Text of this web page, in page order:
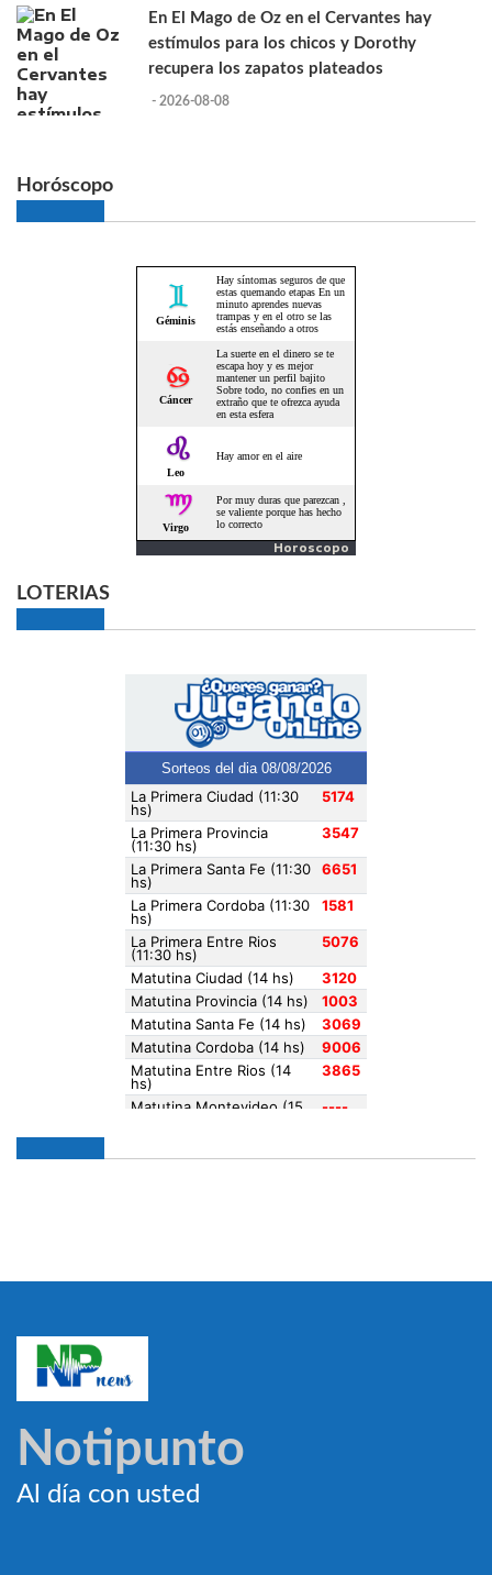
En El Mago de Oz en el Cervantes hay
estímulos para los chicos y Dorothy
recupera los zapatos plateados
- 2026-08-08
Horóscopo
Horoscopo
LOTERIAS
Notipunto
Al día con usted